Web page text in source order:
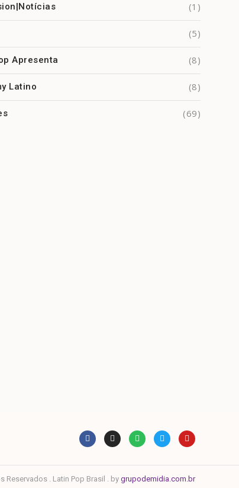
(1)
(5)
Apresenta (8)
Latino (8)
(69)
Reservados . Latin Pop Brasil . by grupodemidia.com.br